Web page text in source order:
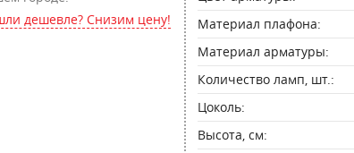
дешевле? Снизим цену!
Материал плафона:
Материал арматуры:
Количество ламп, шт.:
Цоколь:
Высота, см: